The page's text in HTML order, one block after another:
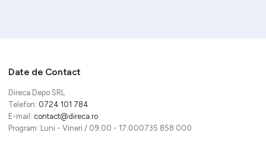
Date de Contact
Direca Depo SRL
Telefon: 0724 101 784
E-mail: contact@direca.ro
Program: Luni - Vineri / 09:00 - 17:000735 858 000